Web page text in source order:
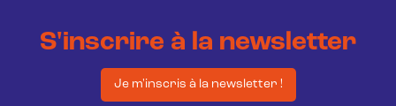
S'inscrire à la newsletter
Je m'inscris à la newsletter !